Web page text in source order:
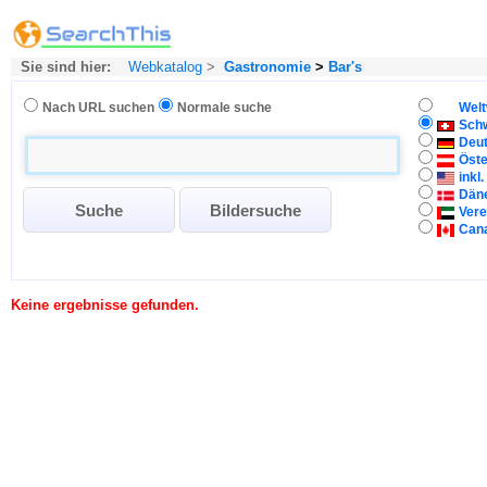
Sie sind hier: Webkatalog > Gastronomie > Bar's
Nach URL suchen Normale suche
inkl.
Keine ergebnisse gefunden.